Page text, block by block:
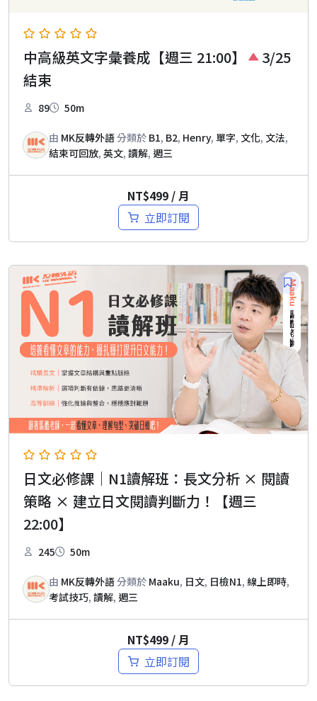
中高級英文字彙養成【週三 21:00】
3/25
結束
89 50m
由 MK反轉外語分類於 B1, B2, Henry, 單字, 文化, 文法,
結束可回放, 英文, 讀解, 週三
NT$499 / 月
立即訂閱
日文必修課｜N1讀解班：長文分析 × 閱讀
策略 × 建立日文閱讀判斷力！【週三
22:00】
245 50m
由 MK反轉外語分類於 Maaku, 日文, 日檢N1, 線上即時,
考試技巧, 讀解, 週三
NT$499 / 月
立即訂閱